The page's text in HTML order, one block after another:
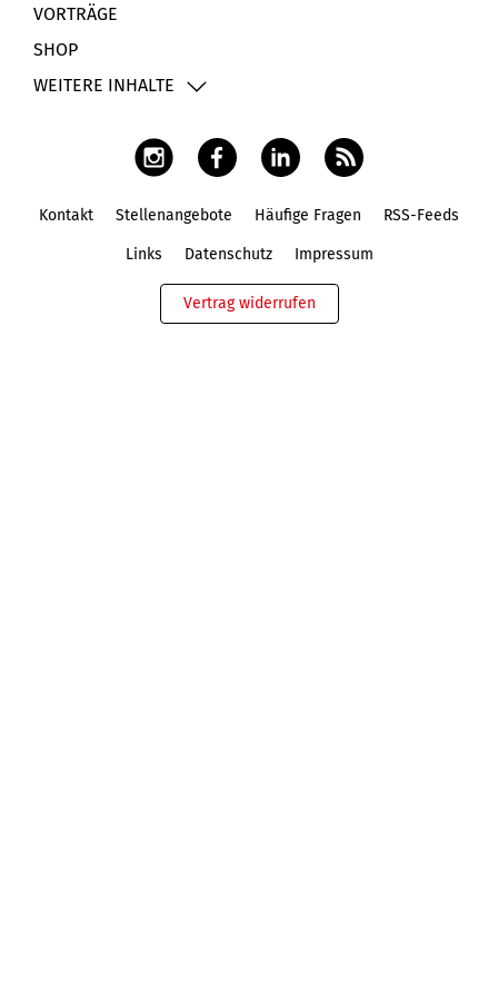
VORTRÄGE
SHOP
WEITERE INHALTE
Kontakt Stellenangebote Häufige Fragen RSS-Feeds
Links Datenschutz Impressum
Vertrag widerrufen